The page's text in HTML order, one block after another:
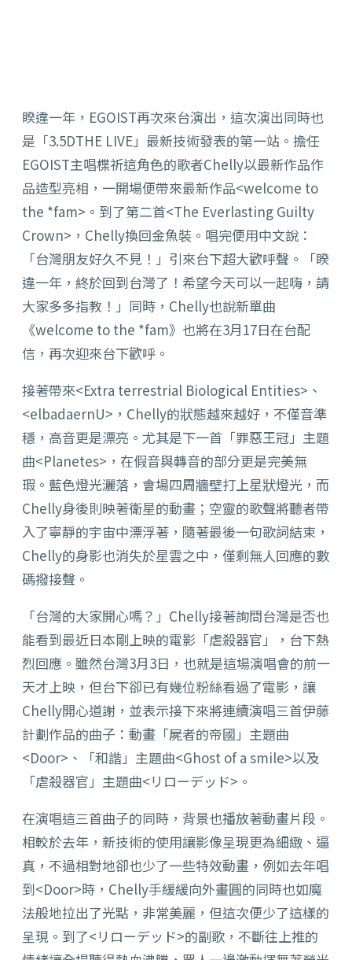
睽違一年，EGOIST再次來台演出，這次演出同時也
是「3.5DTHE LIVE」最新技術發表的第一站。擔任
EGOIST主唱楪祈這角色的歌者Chelly以最新作品作
品造型亮相，一開場便帶來最新作品<welcome to
the *fam>。到了第二首<The Everlasting Guilty
Crown>，Chelly換回金魚裝。唱完便用中文說：
「台灣朋友好久不見！」引來台下超大歡呼聲。「睽
違一年，終於回到台灣了！希望今天可以一起嗨，請
大家多多指教！」同時，Chelly也說新單曲
《welcome to the *fam》也將在3月17日在台配
信，再次迎來台下歡呼。
接著帶來<Extra terrestrial Biological Entities>、
<elbadaernU>，Chelly的狀態越來越好，不僅音準
穩，高音更是漂亮。尤其是下一首「罪惡王冠」主題
曲<Planetes>，在假音與轉音的部分更是完美無
瑕。藍色燈光灑落，會場四周牆壁打上星狀燈光，而
Chelly身後則映著衛星的動畫；空靈的歌聲將聽者帶
入了寧靜的宇宙中漂浮著，隨著最後一句歌詞結束，
Chelly的身影也消失於星雲之中，僅剩無人回應的數
碼撥接聲。
「台灣的大家開心嗎？」Chelly接著詢問台灣是否也
能看到最近日本剛上映的電影「虐殺器官」，台下熱
烈回應。雖然台灣3月3日，也就是這場演唱會的前一
天才上映，但台下卻已有幾位粉絲看過了電影，讓
Chelly開心道謝，並表示接下來將連續演唱三首伊藤
計劃作品的曲子：動畫「屍者的帝國」主題曲
<Door>、「和諧」主題曲<Ghost of a smile>以及
「虐殺器官」主題曲<リローデッド>。
在演唱這三首曲子的同時，背景也播放著動畫片段。
相較於去年，新技術的使用讓影像呈現更為細緻、逼
真，不過相對地卻也少了一些特效動畫，例如去年唱
到<Door>時，Chelly手緩緩向外畫圓的同時也如魔
法般地拉出了光點，非常美麗，但這次便少了這樣的
呈現。到了<リローデッド>的副歌，不斷往上推的